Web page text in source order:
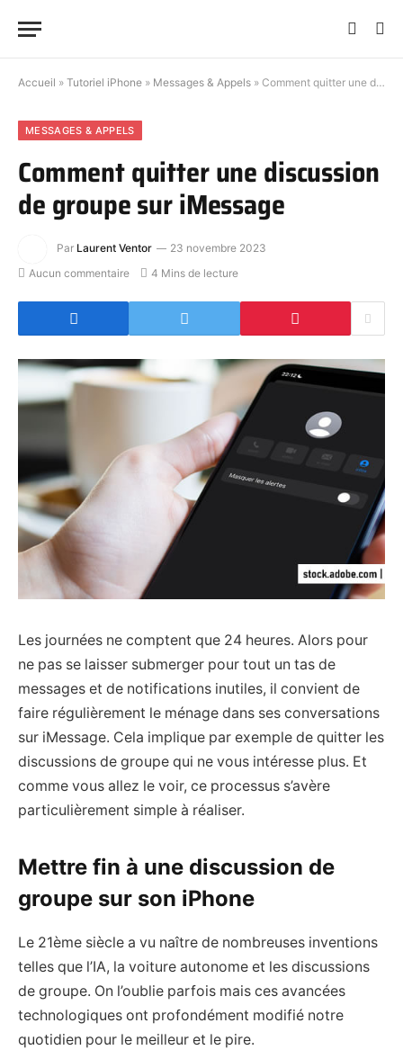
Accueil » Tutoriel iPhone » Messages & Appels » Comment quitter une discussion de groupe sur iMessage
MESSAGES & APPELS
Comment quitter une discussion
de groupe sur iMessage
Par Laurent Ventor
23 novembre 2023
Aucun commentaire
4 Mins de lecture
Les journées ne comptent que 24 heures. Alors pour
ne pas se laisser submerger pour tout un tas de
messages et de notifications inutiles, il convient de
faire régulièrement le ménage dans ses conversations
sur iMessage. Cela implique par exemple de quitter les
discussions de groupe qui ne vous intéresse plus. Et
comme vous allez le voir, ce processus s’avère
particulièrement simple à réaliser.
Mettre fin à une discussion de
groupe sur son iPhone
Le 21ème siècle a vu naître de nombreuses inventions
telles que l’IA, la voiture autonome et les discussions
de groupe. On l’oublie parfois mais ces avancées
technologiques ont profondément modifié notre
quotidien pour le meilleur et le pire.